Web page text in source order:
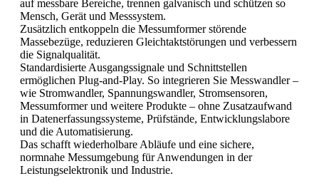
auf messbare Bereiche, trennen galvanisch und schützen so
Mensch, Gerät und Messsystem.
Zusätzlich entkoppeln die Messumformer störende
Massebezüge, reduzieren Gleichtaktstörungen und verbessern
die Signalqualität.
Standardisierte Ausgangssignale und Schnittstellen
ermöglichen Plug-and-Play. So integrieren Sie Messwandler –
wie Stromwandler, Spannungswandler, Stromsensoren,
Messumformer und weitere Produkte – ohne Zusatzaufwand
in Datenerfassungssysteme, Prüfstände, Entwicklungslabore
und die Automatisierung.
Das schafft wiederholbare Abläufe und eine sichere,
normnahe Messumgebung für Anwendungen in der
Leistungselektronik und Industrie.